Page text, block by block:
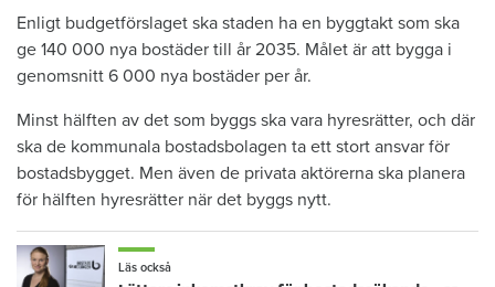
Enligt budgetförslaget ska staden ha en byggtakt som ska
ge 140 000 nya bostäder till år 2035. Målet är att bygga i
genomsnitt 6 000 nya bostäder per år.
Minst hälften av det som byggs ska vara hyresrätter, och där
ska de kommunala bostadsbolagen ta ett stort ansvar för
bostadsbygget. Men även de privata aktörerna ska planera
för hälften hyresrätter när det byggs nytt.
Läs också